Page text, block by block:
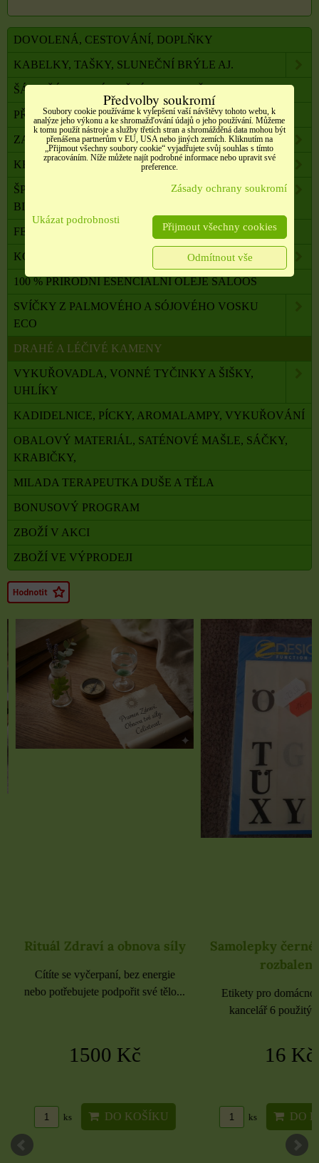
DOVOLENÁ, CESTOVÁNÍ, DOPLŇKY
KABELKY, TAŠKY, SLUNEČNÍ BRÝLE AJ.
ŠÁLY, ŠÁTKY, NÁKRČNÍKY, PONOŽKY
PŘÍČESKY, DOPLŇKY DO VLASŮ
ZAHRADA, BALKON, DOMÁCNOST
KRÁSA A ZDRAVÍ
ŠPERKY, NEREZOVÁ OCEL, PŘÍRODNÍ KÁMEN,
BIŽUTERIE
FENG SHUI, ORG. PYRAMIDY, LAPAČE SNŮ
KOMPONENTY K VÝROBĚ SVÍČEK, ŠPERKŮ
100 % PŘÍRODNÍ ESENCIÁLNÍ OLEJE SALOOS
SVÍČKY Z PALMOVÉHO A SÓJOVÉHO VOSKU
ECO
DRAHÉ A LÉČIVÉ KAMENY
VYKUŘOVADLA, VONNÉ TYČINKY A ŠIŠKY,
UHLÍKY
KADIDELNICE, PÍCKY, AROMALAMPY, VYKUŘOVÁNÍ
OBALOVÝ MATERIÁL, SATÉNOVÉ MAŠLE, SÁČKY,
KRABIČKY,
MILADA TERAPEUTKA DUŠE A TĚLA
BONUSOVÝ PROGRAM
ZBOŽÍ V AKCI
ZBOŽÍ VE VÝPRODEJI
Rituál Zdraví a obnova síly
Cítíte se vyčerpaní, bez energie
nebo potřebujete podpořit své tělo...
1500 Kč
DO KOŠÍKU
Samolepky černé
rozbaleno
Etikety pro
kancelář 6 použitých
16 Kč
DO
Předvolby soukromí
Soubory cookie používáme k vylepšení vaší návštěvy tohoto webu, k
analýze jeho výkonu a ke shromažďování údajů o jeho používání. Můžeme
k tomu použít nástroje a služby třetích stran a shromážděná data mohou být
přenášena partnerům v EU, USA nebo jiných zemích. Kliknutím na
„Přijmout všechny soubory cookie“ vyjadřujete svůj souhlas s tímto
zpracováním. Níže můžete najít podrobné informace nebo upravit své
preference.
Zásady ochrany soukromí
Ukázat podrobnosti
Přijmout všechny cookies
Odmítnout vše